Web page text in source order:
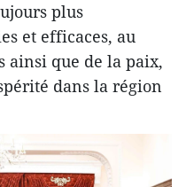
plus
et efficaces, au
ainsi que de la paix,
dans la région